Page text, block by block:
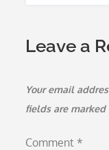
Leave a
Your email
fields are marked
Comment *